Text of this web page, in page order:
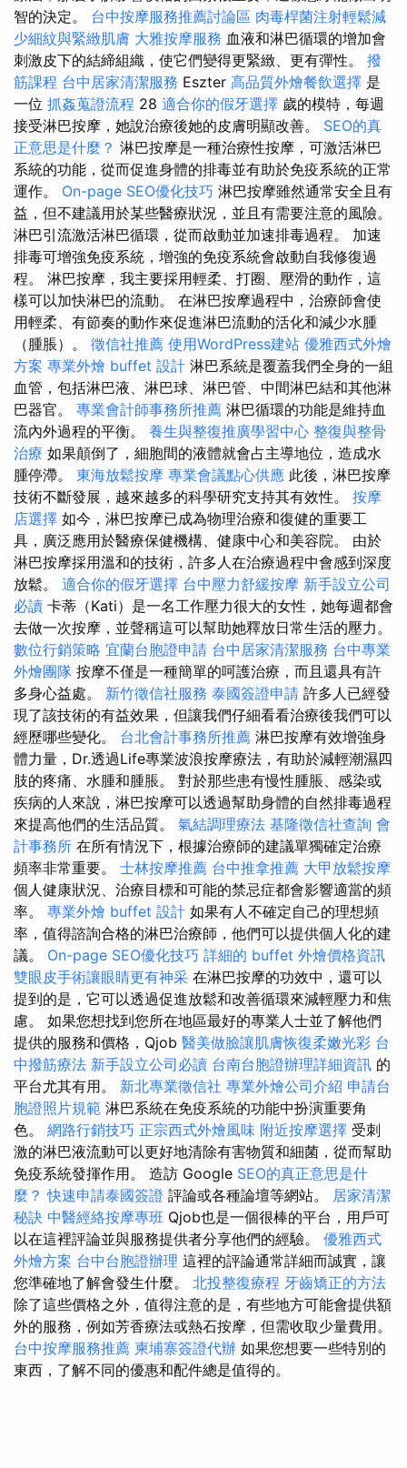
智的決定。 台中按摩服務推薦討論區 肉毒桿菌注射輕鬆減
少細紋與緊緻肌膚 大雅按摩服務 血液和淋巴循環的增加會
刺激皮下的結締組織，使它們變得更緊緻、更有彈性。 撥
筋課程 台中居家清潔服務 Eszter 高品質外燴餐飲選擇 是
一位 抓姦蒐證流程 28 適合你的假牙選擇 歲的模特，每週
接受淋巴按摩，她說治療後她的皮膚明顯改善。 SEO的真
正意思是什麼？ 淋巴按摩是一種治療性按摩，可激活淋巴
系統的功能，從而促進身體的排毒並有助於免疫系統的正常
運作。 On-page SEO優化技巧 淋巴按摩雖然通常安全且有
益，但不建議用於某些醫療狀況，並且有需要注意的風險。
淋巴引流激活淋巴循環，從而啟動並加速排毒過程。 加速
排毒可增強免疫系統，增強的免疫系統會啟動自我修復過
程。 淋巴按摩，我主要採用輕柔、打圈、壓滑的動作，這
樣可以加快淋巴的流動。 在淋巴按摩過程中，治療師會使
用輕柔、有節奏的動作來促進淋巴流動的活化和減少水腫
（腫脹）。 徵信社推薦 使用WordPress建站 優雅西式外燴
方案 專業外燴 buffet 設計 淋巴系統是覆蓋我們全身的一組
血管，包括淋巴液、淋巴球、淋巴管、中間淋巴結和其他淋
巴器官。 專業會計師事務所推薦 淋巴循環的功能是維持血
流內外過程的平衡。 養生與整復推廣學習中心 整復與整骨
治療 如果顛倒了，細胞間的液體就會占主導地位，造成水
腫停滯。 東海放鬆按摩 專業會議點心供應 此後，淋巴按摩
技術不斷發展，越來越多的科學研究支持其有效性。 按摩
店選擇 如今，淋巴按摩已成為物理治療和復健的重要工
具，廣泛應用於醫療保健機構、健康中心和美容院。 由於
淋巴按摩採用溫和的技術，許多人在治療過程中會感到深度
放鬆。 適合你的假牙選擇 台中壓力舒緩按摩 新手設立公司
必讀 卡蒂（Kati）是一名工作壓力很大的女性，她每週都會
去做一次按摩，並聲稱這可以幫助她釋放日常生活的壓力。
數位行銷策略 宜蘭台胞證申請 台中居家清潔服務 台中專業
外燴團隊 按摩不僅是一種簡單的呵護治療，而且還具有許
多身心益處。 新竹徵信社服務 泰國簽證申請 許多人已經發
現了該技術的有益效果，但讓我們仔細看看治療後我們可以
經歷哪些變化。 台北會計事務所推薦 淋巴按摩有效增強身
體力量，Dr.透過Life專業波浪按摩療法，有助於減輕潮濕四
肢的疼痛、水腫和腫脹。 對於那些患有慢性腫脹、感染或
疾病的人來說，淋巴按摩可以透過幫助身體的自然排毒過程
來提高他們的生活品質。 氣結調理療法 基隆徵信社查詢 會
計事務所 在所有情況下，根據治療師的建議單獨確定治療
頻率非常重要。 士林按摩推薦 台中推拿推薦 大甲放鬆按摩
個人健康狀況、治療目標和可能的禁忌症都會影響適當的頻
率。 專業外燴 buffet 設計 如果有人不確定自己的理想頻
率，值得諮詢合格的淋巴治療師，他們可以提供個人化的建
議。 On-page SEO優化技巧 詳細的 buffet 外燴價格資訊
雙眼皮手術讓眼睛更有神采 在淋巴按摩的功效中，還可以
提到的是，它可以透過促進放鬆和改善循環來減輕壓力和焦
慮。 如果您想找到您所在地區最好的專業人士並了解他們
提供的服務和價格，Qjob 醫美做臉讓肌膚恢復柔嫩光彩 台
中撥筋療法 新手設立公司必讀 台南台胞證辦理詳細資訊 的
平台尤其有用。 新北專業徵信社 專業外燴公司介紹 申請台
胞證照片規範 淋巴系統在免疫系統的功能中扮演重要角
色。 網路行銷技巧 正宗西式外燴風味 附近按摩選擇 受刺
激的淋巴液流動可以更好地清除有害物質和細菌，從而幫助
免疫系統發揮作用。 造訪 Google SEO的真正意思是什
麼？ 快速申請泰國簽證 評論或各種論壇等網站。 居家清潔
秘訣 中醫經絡按摩專班 Qjob也是一個很棒的平台，用戶可
以在這裡評論並與服務提供者分享他們的經驗。 優雅西式
外燴方案 台中台胞證辦理 這裡的評論通常詳細而誠實，讓
您準確地了解會發生什麼。 北投整復療程 牙齒矯正的方法
除了這些價格之外，值得注意的是，有些地方可能會提供額
外的服務，例如芳香療法或熱石按摩，但需收取少量費用。
台中按摩服務推薦 柬埔寨簽證代辦 如果您想要一些特別的
東西，了解不同的優惠和配件總是值得的。